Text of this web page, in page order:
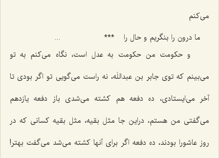
می‌کنم‌
ما درون را بنگریم و حال را
***
...
و حکومت من حکومت به عدل است، نگاه می‌کنم به تو
می‌بینم که توی جابر بن عبداللَه، نه راست می‌گویی تو اگر بودی تا
آخر می‌ایستادی، ده دفعه هم کشته می‌شدی باز دفعه یازدهم
می‌گفتی من هستم، دراین جا مثل بقیه، مثل بقیه کسانی که در
روز عاشورا بودند، ده دفعه اگر برای آنها کشته می‌شد می‌گفت بهتر!